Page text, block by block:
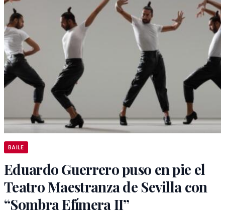
BAILE
Eduardo Guerrero puso en pie el
Teatro Maestranza de Sevilla con
“Sombra Efímera II”